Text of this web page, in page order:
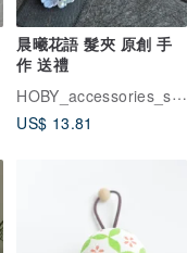
晨曦花語 髮夾 原創 手
作 送禮
HOBY_accessories_studio 荷比手作飾品
US$ 13.81